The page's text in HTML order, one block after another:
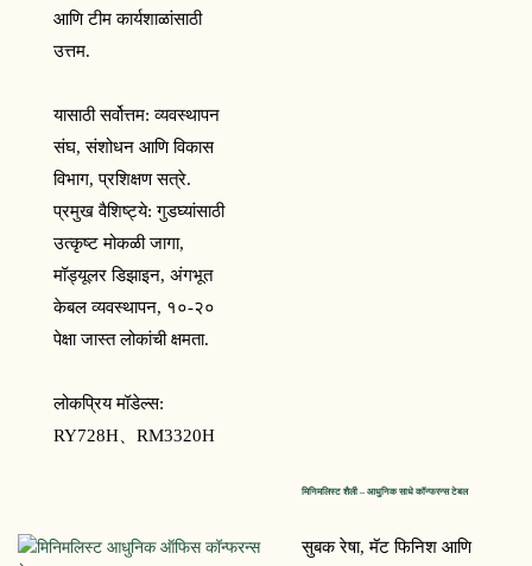
आणि टीम कार्यशाळांसाठी
उत्तम.
यासाठी सर्वोत्तम: व्यवस्थापन
संघ, संशोधन आणि विकास
विभाग, प्रशिक्षण सत्रे.
प्रमुख वैशिष्ट्ये: गुडघ्यांसाठी
उत्कृष्ट मोकळी जागा,
मॉड्यूलर डिझाइन, अंगभूत
केबल व्यवस्थापन, १०-२०
पेक्षा जास्त लोकांची क्षमता.
लोकप्रिय मॉडेल्स:
RY728H、 RM3320H
मिनिमलिस्ट शैली – आधुनिक साधे कॉन्फरन्स टेबल
सुबक रेषा, मॅट फिनिश आणि